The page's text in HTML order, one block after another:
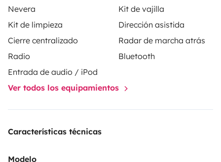
Options incluses
: 1 douchette à l’extérieur avec sa
cabine et draps housse
Options en sus :
Porte vélo (3 vélos max) 30€ la location
Nevera
Kit de vajilla
Kit de limpieza
Dirección asistida
Cierre centralizado
Radar de marcha atrás
Radio
Bluetooth
Entrada de audio / iPod
Ver todos los equipamientos
Características técnicas
Modelo